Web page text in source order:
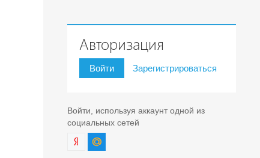
Авторизация
Войти Зарегистрироваться
Войти, используя аккаунт одной из
социальных сетей